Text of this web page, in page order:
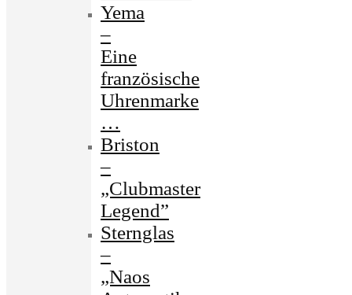
Yema
–
Eine
französische
Uhrenmarke
…
Briston
–
„Clubmaster
Legend”
Sternglas
–
„Naos